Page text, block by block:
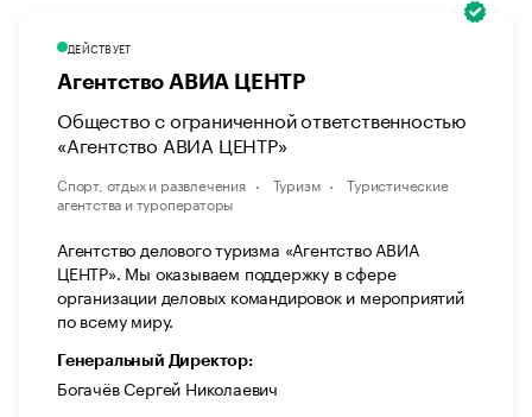
ДЕЙСТВУЕТ
Агентство АВИА ЦЕНТР
Общество с ограниченной ответственностью
«Агентство АВИА ЦЕНТР»
Спорт, отдых и развлечения Туризм
Туристические
агентства и туроператоры
Агентство делового туризма «Агентство АВИА
ЦЕНТР». Мы оказываем поддержку в сфере
организации деловых командировок и мероприятий
по всему миру.
Генеральный Директор:
Богачёв Сергей Николаевич